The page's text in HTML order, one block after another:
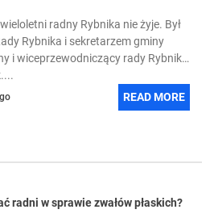
radny Rybnika nie żyje. Był
Rybnika i sekretarzem gminy
i wiceprzewodniczący rady Rybnika
READ MORE
radni w sprawie zwałów płaskich?